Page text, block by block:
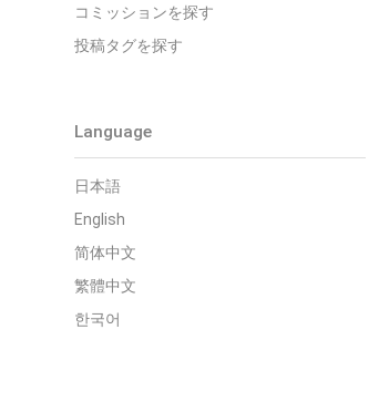
コミッションを探す
投稿タグを探す
Language
日本語
English
简体中文
繁體中文
한국어